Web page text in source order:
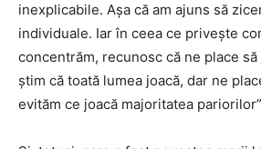
inexplicabile. Aşa că am ajuns să
individuale. Iar în ceea ce priveşte
concentrăm, recunosc că ne place
ştim că toată lumea joacă, dar ne
evităm ce joacă majoritatea